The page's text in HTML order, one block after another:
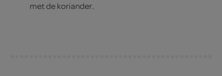
met de koriander.